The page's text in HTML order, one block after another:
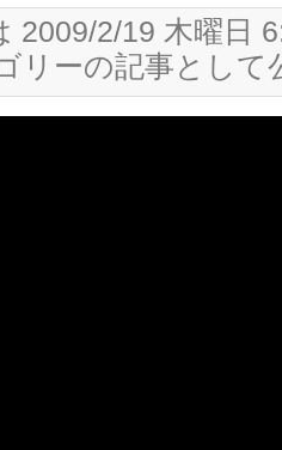
ィ
ン
ド
ウ
で
開
ま
2009/2/19 木曜日
リーの記事として